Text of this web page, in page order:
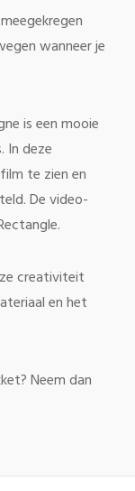
wanneer je
is een mooie
In deze
te zien en
De video-
creativiteit
en het
Neem dan